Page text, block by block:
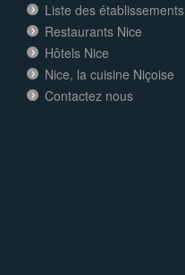
Liste des établissements
Restaurants Nice
Hôtels Nice
Nice, la cuisine Niçoise
Contactez nous